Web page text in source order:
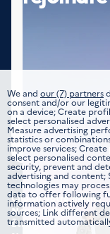
Choisir votre métier
Tous les domaines
Nous rejoindre
Offre d’emplois
Être guidé
We and our (7) partners
consent and/or our
on a device; Create
select personalised
Measure advertising
statistics or
improve services;
select personalised
security, prevent and
advertising and content;
technologies may
data to offer following
information actively
sources; Link different
transmitted